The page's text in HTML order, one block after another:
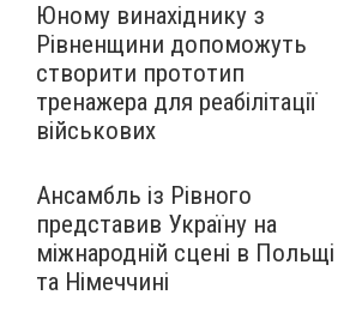
Юному винахіднику з
Рівненщини допоможуть
створити прототип
тренажера для реабілітації
військових
Ансамбль із Рівного
представив Україну на
міжнародній сцені в Польщі
та Німеччині